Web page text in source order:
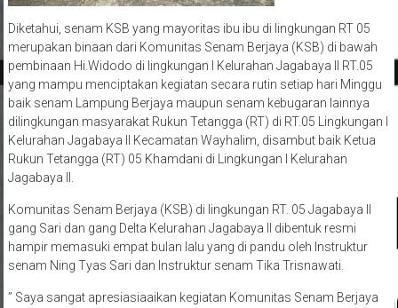
Diketahui, senam KSB yang mayoritas ibu ibu di lingkungan RT 05
merupakan binaan dari Komunitas Senam Berjaya (KSB) di bawah
pembinaan Hi.Widodo di lingkungan I Kelurahan Jagabaya II RT.05
yang mampu menciptakan kegiatan secara rutin setiap hari Minggu
baik senam Lampung Berjaya maupun senam kebugaran lainnya
dilingkungan masyarakat Rukun Tetangga (RT) di RT.05 Lingkungan I
Kelurahan Jagabaya II Kecamatan Wayhalim, disambut baik Ketua
Rukun Tetangga (RT) 05 Khamdani di Lingkungan I Kelurahan
Jagabaya II.
Komunitas Senam Berjaya (KSB) di lingkungan RT. 05 Jagabaya II
gang Sari dan gang Delta Kelurahan Jagabaya II dibentuk resmi
hampir memasuki empat bulan lalu yang di pandu oleh Instruktur
senam Ning Tyas Sari dan Instruktur senam Tika Trisnawati.
” Saya sangat apresiasiaaikan kegiatan Komunitas Senam Berjaya